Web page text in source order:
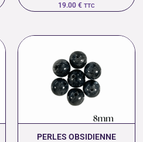
19.00 € TTC
PERLES OBSIDIENNE
0.40 €
à
18.00 €